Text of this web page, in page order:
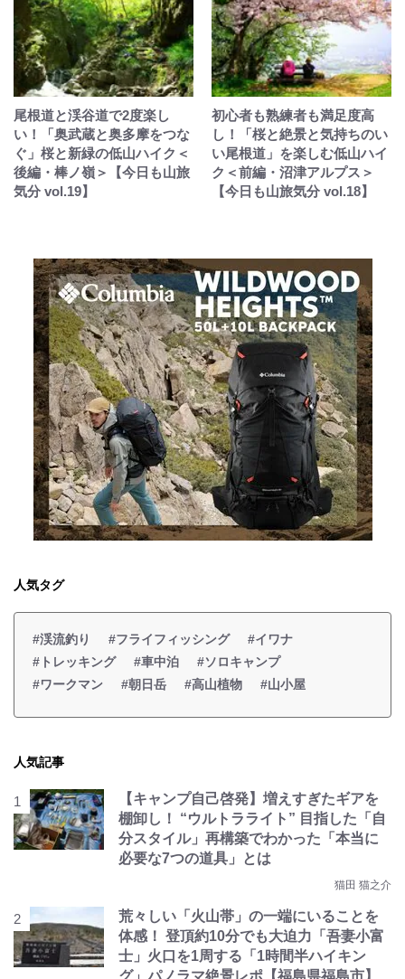
尾根道と渓谷道で2度楽し
い！「奥武蔵と奥多摩をつな
ぐ」桜と新緑の低山ハイク＜
後編・棒ノ嶺＞【今日も山旅
気分 vol.19】
初心者も熟練者も満足度高
し！「桜と絶景と気持ちのい
い尾根道」を楽しむ低山ハイ
ク＜前編・沼津アルプス＞
【今日も山旅気分 vol.18】
人気タグ
#渓流釣り #フライフィッシング
#イワナ
#トレッキング
#車中泊
#ソロキャンプ
#ワークマン
#朝日岳 #高山植物 #山小屋
人気記事
【キャンプ自己啓発】増えすぎたギアを
棚卸し！ “ウルトラライト” 目指した「自
分スタイル」再構築でわかった「本当に
必要な7つの道具」とは
猫田 猫之介
荒々しい「火山帯」の一端にいることを
体感！ 登頂約10分でも大迫力「吾妻小富
士」火口を1周する「1時間半ハイキン
グ」パノラマ絶景レポ【福島県福島市】